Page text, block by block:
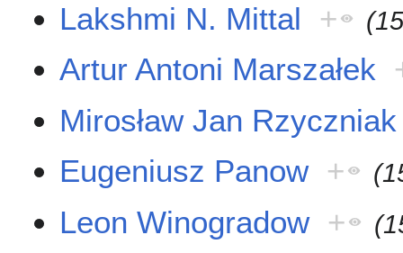
Lakshmi N. Mittal
+
Artur Antoni Marszałek
Mirosław Jan Rzyczniak
Eugeniusz Panow +
Leon Winogradow +